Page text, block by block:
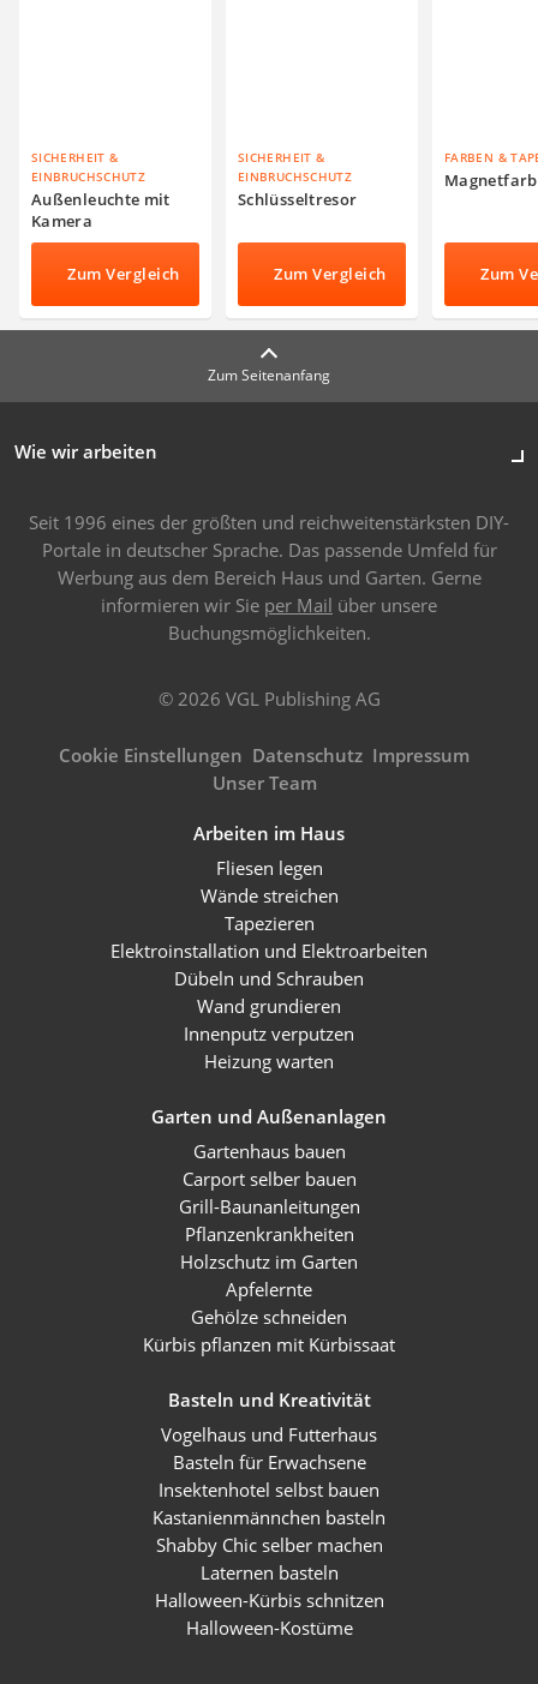
SICHERHEIT &
EINBRUCHSCHUTZ
Außenleuchte mit
Kamera
Zum Vergleich
SICHERHEIT &
EINBRUCHSCHUTZ
Schlüsseltresor
Zum Vergleich
FARBEN &
Zum
Zum Seitenanfang
Wie wir arbeiten
Seit 1996 eines der größten und reichweitenstärksten DIY-
Portale in deutscher Sprache. Das passende Umfeld für
Werbung aus dem Bereich Haus und Garten. Gerne
informieren wir Sie per Mail über unsere
Buchungsmöglichkeiten.
© 2026 VGL Publishing AG
Cookie Einstellungen Datenschutz Impressum
Unser Team
Arbeiten im Haus
Fliesen legen
Wände streichen
Tapezieren
Elektroinstallation und Elektroarbeiten
Dübeln und Schrauben
Wand grundieren
Innenputz verputzen
Heizung warten
Garten und Außenanlagen
Gartenhaus bauen
Carport selber bauen
Grill-Baunanleitungen
Pflanzenkrankheiten
Holzschutz im Garten
Apfelernte
Gehölze schneiden
Kürbis pflanzen mit Kürbissaat
Basteln und Kreativität
Vogelhaus und Futterhaus
Basteln für Erwachsene
Insektenhotel selbst bauen
Kastanienmännchen basteln
Shabby Chic selber machen
Laternen basteln
Halloween-Kürbis schnitzen
Halloween-Kostüme